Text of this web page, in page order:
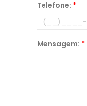
Telefone: *
Mensagem: *